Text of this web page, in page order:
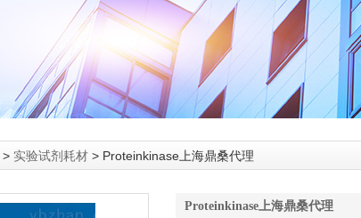
> 实验试剂耗材 > Proteinkinase上海鼎桑代理
Proteinkinase上海鼎桑代理